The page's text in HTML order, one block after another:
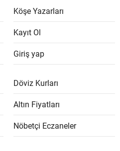
Köşe Yazarları
Kayıt Ol
Giriş yap
Döviz Kurları
Altın Fiyatları
Nöbetçi Eczaneler